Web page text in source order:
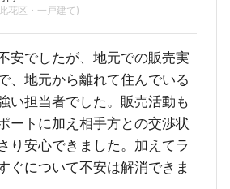
花区・一戸建て)
安でしたが、地元での販売実
、地元から離れて住んでいる
い担当者でした。販売活動も
ートに加え相手方との交渉状
り安心できました。加えてラ
ぐについて不安は解消できま